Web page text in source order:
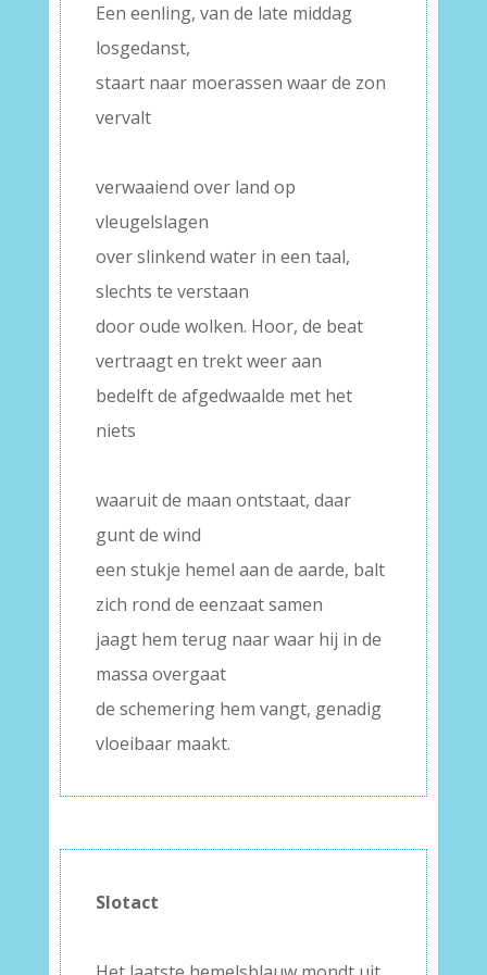
Een eenling, van de late middag
losgedanst,
staart naar moerassen waar de zon
vervalt
verwaaiend over land op
vleugelslagen
over slinkend water in een taal,
slechts te verstaan
door oude wolken. Hoor, de beat
vertraagt en trekt weer aan
bedelft de afgedwaalde met het
niets
waaruit de maan ontstaat, daar
gunt de wind
een stukje hemel aan de aarde, balt
zich rond de eenzaat samen
jaagt hem terug naar waar hij in de
massa overgaat
de schemering hem vangt, genadig
vloeibaar maakt.
Slotact